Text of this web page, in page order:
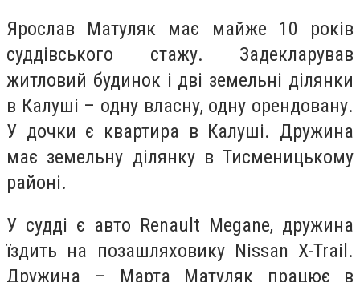
Ярослав Матуляк має майже 10 років
суддівського стажу. Задекларував
житловий будинок і дві земельні ділянки
в Калуші – одну власну, одну орендовану.
У дочки є квартира в Калуші. Дружина
має земельну ділянку в Тисменицькому
районі.
У судді є авто Renault Megane, дружина
їздить на позашляховику Nissan X-Trail.
Дружина – Марта Матуляк працює в